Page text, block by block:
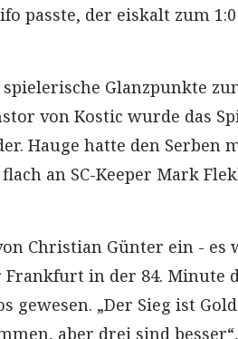
passte, der eiskalt zum 1:0
Glanzpunkte
von Kostic wurde das
Hauge hatte den Serben
an SC-Keeper Mark
Christian Günter ein - es
in der 84. Minute
gewesen. „Der Sieg ist
aber drei sind